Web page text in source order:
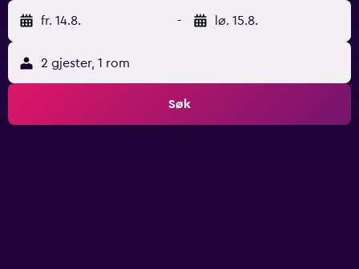
fr. 14.8. - lø. 15.8.
2 gjester, 1 rom
Søk